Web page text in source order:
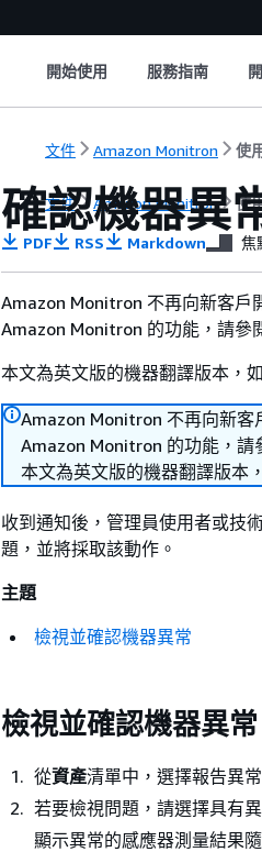
開始使用 服務指南
文件 Amazon Monitron 使
文件 Amazon Monitron 使
確認機器異
PDF RSS Markdown 焦
Amazon Monitron 不再向新客戶
Amazon Monitron 的功能，請參
本文為英文版的機器翻譯版本，
Amazon Monitron 不再向新客
Amazon Monitron 的功能，請
本文為英文版的機器翻譯版本
收到通知後，管理員使用者或技
題，並將採取該動作。
主題
檢視並確認機器異常
檢視並確認機器異常
從資產清單中，選擇報告異
若要檢視問題，請選擇具有
顯示異常的感應器測量結果